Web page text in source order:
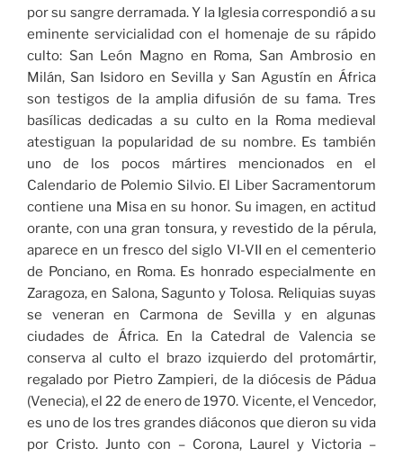
por su sangre derramada. Y la Iglesia correspondió a su
eminente servicialidad con el homenaje de su rápido
culto: San León Magno en Roma, San Ambrosio en
Milán, San Isidoro en Sevilla y San Agustín en África
son testigos de la amplia difusión de su fama. Tres
basílicas dedicadas a su culto en la Roma medieval
atestiguan la popularidad de su nombre. Es también
uno de los pocos mártires mencionados en el
Calendario de Polemio Silvio. El Liber Sacramentorum
contiene una Misa en su honor. Su imagen, en actitud
orante, con una gran tonsura, y revestido de la pérula,
aparece en un fresco del siglo VI-VII en el cementerio
de Ponciano, en Roma. Es honrado especialmente en
Zaragoza, en Salona, Sagunto y Tolosa. Reliquias suyas
se veneran en Carmona de Sevilla y en algunas
ciudades de África. En la Catedral de Valencia se
conserva al culto el brazo izquierdo del protomártir,
regalado por Pietro Zampieri, de la diócesis de Pádua
(Venecia), el 22 de enero de 1970. Vicente, el Vencedor,
es uno de los tres grandes diáconos que dieron su vida
por Cristo. Junto con – Corona, Laurel y Victoria –